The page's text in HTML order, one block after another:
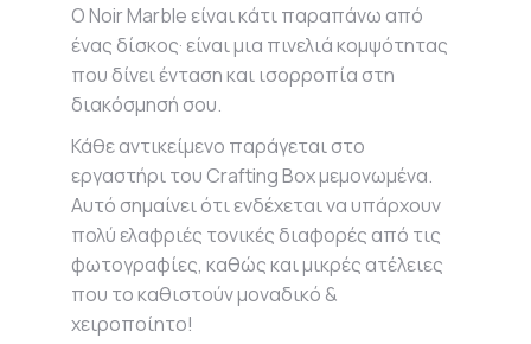
Ο Noir Marble είναι κάτι παραπάνω από
ένας δίσκος· είναι μια πινελιά κομψότητας
που δίνει ένταση και ισορροπία στη
διακόσμησή σου.
Κάθε αντικείμενο παράγεται στο
εργαστήρι του Crafting Box μεμονωμένα.
Αυτό σημαίνει ότι ενδέχεται να υπάρχουν
πολύ ελαφριές τονικές διαφορές από τις
φωτογραφίες, καθώς και μικρές ατέλειες
που το καθιστούν μοναδικό &
χειροποίητο!